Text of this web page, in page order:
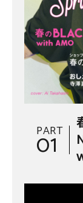
PART
01